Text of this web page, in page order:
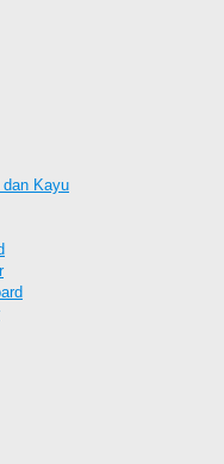
Kayu